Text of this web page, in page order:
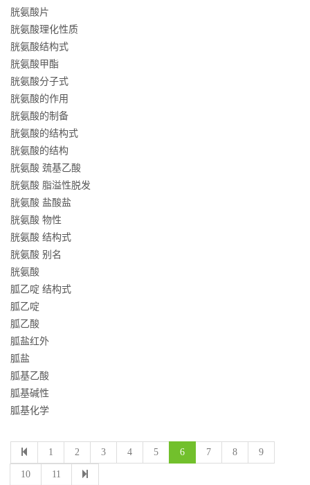
胱氨酸片
胱氨酸理化性质
胱氨酸结构式
胱氨酸甲酯
胱氨酸分子式
胱氨酸的作用
胱氨酸的制备
胱氨酸的结构式
胱氨酸的结构
胱氨酸 巯基乙酸
胱氨酸 脂溢性脱发
胱氨酸 盐酸盐
胱氨酸 物性
胱氨酸 结构式
胱氨酸 别名
胱氨酸
胍乙啶 结构式
胍乙啶
胍乙酸
胍盐红外
胍盐
胍基乙酸
胍基碱性
胍基化学
1 2 3 4 5 6 7 8 9
10 11